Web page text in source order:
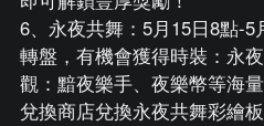
6、永夜共舞：5月15日8點-
轉盤，有機會獲得時裝：永
觀：黯夜樂手、夜樂幣等海
兌換商店兌換永夜共舞彩繪板